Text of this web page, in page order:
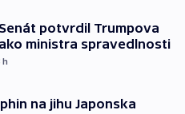
potvrdil Trumpova
ministra spravedlnosti
h
na jihu Japonska